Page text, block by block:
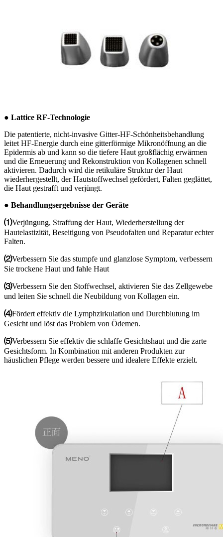
● Lattice RF-Technologie
Die patentierte, nicht-invasive Gitter-HF-Schönheitsbehandlung
leitet HF-Energie durch eine gitterförmige Mikronöffnung an die
Epidermis ab und kann so die tiefere Haut großflächig erwärmen
und die Erneuerung und Rekonstruktion von Kollagenen schnell
aktivieren. Dadurch wird die retikuläre Struktur der Haut
wiederhergestellt, der Hautstoffwechsel gefördert, Falten geglättet,
die Haut gestrafft und verjüngt.
● Behandlungsergebnisse der Geräte
⑴Verjüngung, Straffung der Haut, Wiederherstellung der
Hautelastizität, Beseitigung von Pseudofalten und Reparatur echter
Falten.
⑵Verbessern Sie das stumpfe und glanzlose Symptom, verbessern
Sie trockene Haut und fahle Haut
⑶Verbessern Sie den Stoffwechsel, aktivieren Sie das Zellgewebe
und leiten Sie schnell die Neubildung von Kollagen ein.
⑷Fördert effektiv die Lymphzirkulation und Durchblutung im
Gesicht und löst das Problem von Ödemen.
⑸Verbessern Sie effektiv die schlaffe Gesichtshaut und die zarte
Gesichtsform. In Kombination mit anderen Produkten zur
häuslichen Pflege werden bessere und idealere Effekte erzielt.